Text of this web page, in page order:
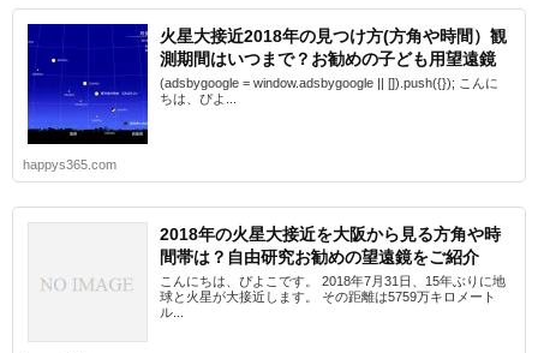
火星大接近2018年の見つけ方(方角や時間）観
測期間はいつまで？お勧めの子ども用望遠鏡
(adsbygoogle = window.adsbygoogle || []).push({}); こんに
ちは、ぴよ...
happys365.com
2018年の火星大接近を大阪から見る方角や時
間帯は？自由研究お勧めの望遠鏡をご紹介
こんにちは、ぴよこです。 2018年7月31日、15年ぶりに地
球と火星が大接近します。 その距離は5759万キロメート
ル...